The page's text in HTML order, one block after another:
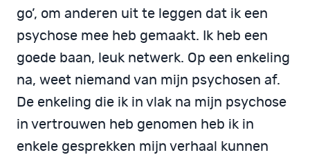
go’, om anderen uit te leggen dat ik een
psychose mee heb gemaakt. Ik heb een
goede baan, leuk netwerk. Op een enkeling
na, weet niemand van mijn psychosen af.
De enkeling die ik in vlak na mijn psychose
in vertrouwen heb genomen heb ik in
enkele gesprekken mijn verhaal kunnen